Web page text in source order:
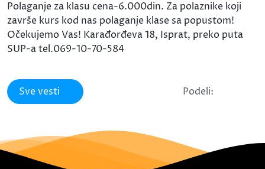
Polaganje za klasu cena-6.000din. Za polaznike koji
završe kurs kod nas polaganje klase sa popustom!
Očekujemo Vas! Karađorđeva 18, Isprat, preko puta
SUP-a tel.069-10-70-584
Sve vesti Podeli: